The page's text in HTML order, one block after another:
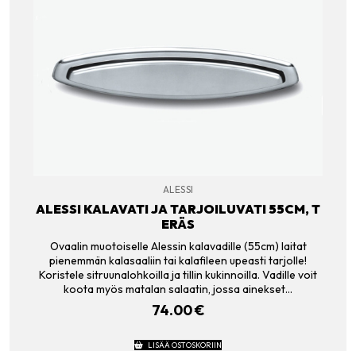
ALESSI
ALESSI KALAVATI JA TARJOILUVATI 55CM, T
ERÄS
Ovaalin muotoiselle Alessin kalavadille (55cm) laitat
pienemmän kalasaaliin tai kalafileen upeasti tarjolle!
Koristele sitruunalohkoilla ja tillin kukinnoilla. Vadille voit
koota myös matalan salaatin, jossa ainekset…
74.00€
LISÄÄ OSTOSKORIIN